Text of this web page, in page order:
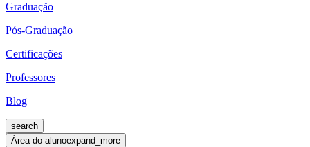
Graduação
Pós-Graduação
Certificações
Professores
Blog
search
Área do alunoexpand_more